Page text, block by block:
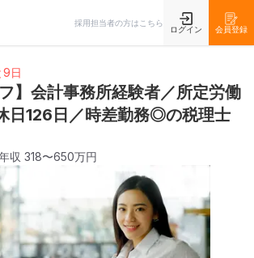
採用担当者の方はこちら
ログイン 会員登録
9日
】会計事務所経験者／所定労働
日126日／時差勤務◎の税理士
収 318〜650万円